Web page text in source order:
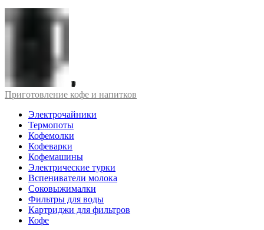
Приготовление кофе и напитков
Электрочайники
Термопоты
Кофемолки
Кофеварки
Кофемашины
Электрические турки
Вспениватели молока
Соковыжималки
Фильтры для воды
Картриджи для фильтров
Кофе